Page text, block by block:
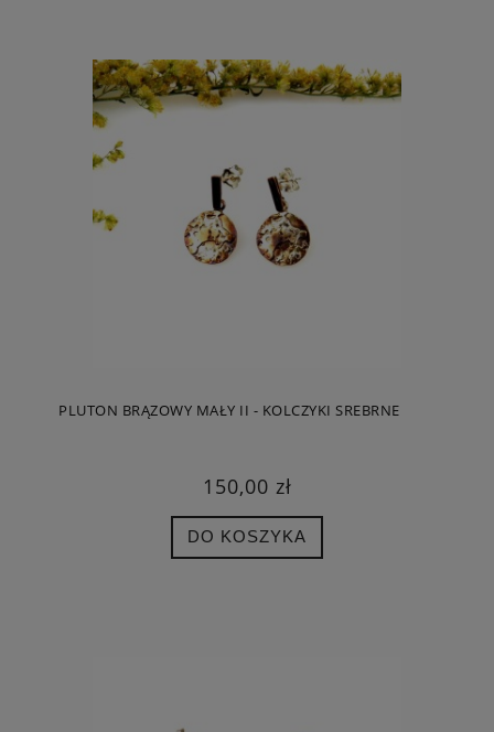
PLUTON BRĄZOWY MAŁY II - KOLCZYKI SREBRNE
150,00 zł
DO KOSZYKA